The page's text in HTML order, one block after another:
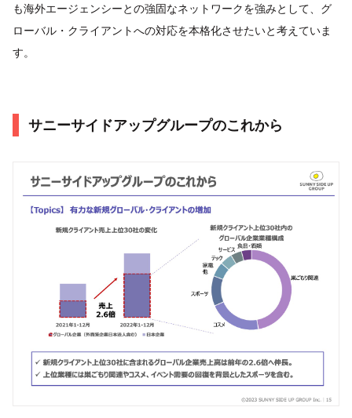
も海外エージェンシーとの強固なネットワークを強みとして、グ
ローバル・クライアントへの対応を本格化させたいと考えていま
す。
サニーサイドアップグループのこれから